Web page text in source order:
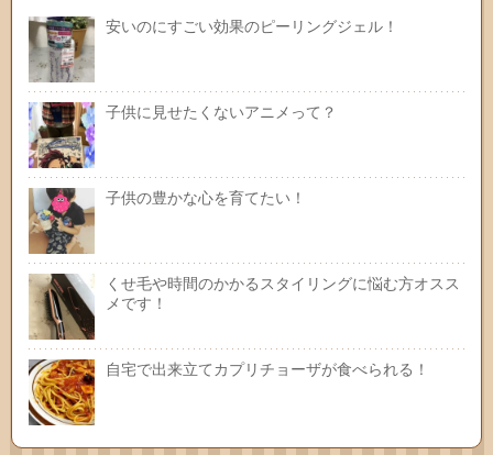
安いのにすごい効果のピーリングジェル！
子供に見せたくないアニメって？
子供の豊かな心を育てたい！
くせ毛や時間のかかるスタイリングに悩む方オスス
メです！
自宅で出来立てカプリチョーザが食べられる！